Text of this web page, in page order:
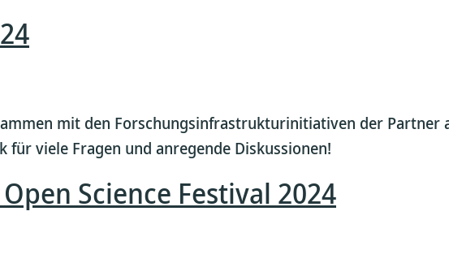
mit den Forschungsinfrastrukturinitiativen der
viele Fragen und anregende Diskussionen!
Science Festival 2024